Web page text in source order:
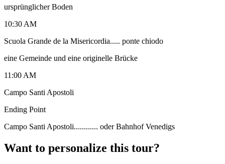
ursprünglicher Boden
10:30 AM
Scuola Grande de la Misericordia..... ponte chiodo
eine Gemeinde und eine originelle Brücke
11:00 AM
Campo Santi Apostoli
Ending Point
Campo Santi Apostoli............ oder Bahnhof Venedigs
Want to personalize this tour?